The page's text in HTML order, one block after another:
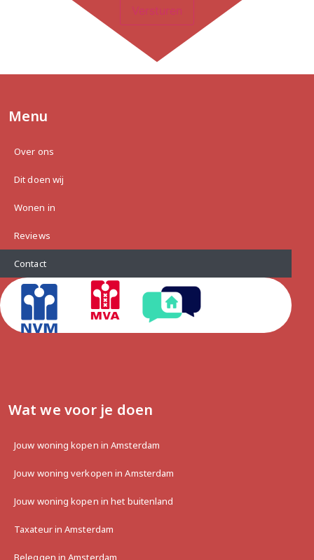
Versturen
Menu
Over ons
Dit doen wij
Wonen in
Reviews
Contact
Wat we voor je doen
Jouw woning kopen in Amsterdam
Jouw woning verkopen in Amsterdam
Jouw woning kopen in het buitenland
Taxateur in Amsterdam
Beleggen in Amsterdam